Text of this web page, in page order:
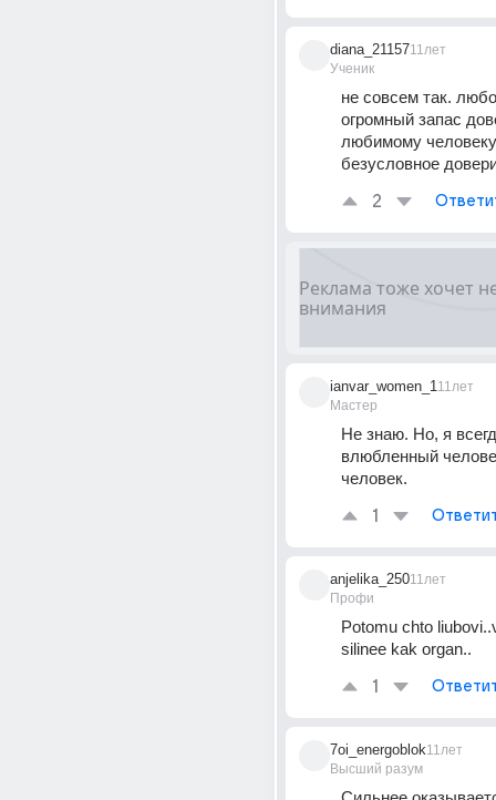
diana_21157
Ученик
11лет
не совсем так.
огромный запас
любимому
безусловное
2
ianvar_women_1
Мастер
11лет
Не знаю. Но, я
влюбленный
человек.
1
anjelika_250
Профи
11лет
Potomu chto
silinee kak organ..
1
7oi_energoblok
Высший разум
11лет